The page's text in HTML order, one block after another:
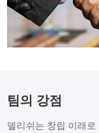
팀의 강점
델리쉬는 창립 이래